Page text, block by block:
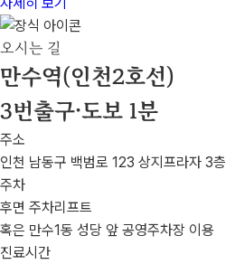
오시는 길
만수역(인천2호선)
3번출구·도보 1분
주소
인천 남동구 백범로 123 상지프라자 3층
주차
후면 주차리프트
혹은 만수1동 성당 앞 공영주차장 이용
진료시간